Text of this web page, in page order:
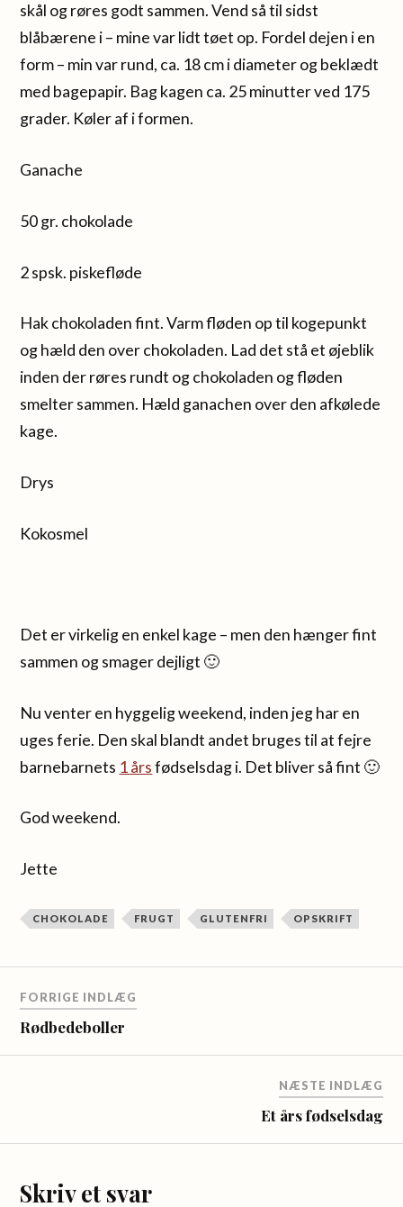
skål og røres godt sammen. Vend så til sidst
blåbærene i – mine var lidt tøet op. Fordel dejen i en
form – min var rund, ca. 18 cm i diameter og beklædt
med bagepapir. Bag kagen ca. 25 minutter ved 175
grader. Køler af i formen.
Ganache
50 gr. chokolade
2 spsk. piskefløde
Hak chokoladen fint. Varm fløden op til kogepunkt
og hæld den over chokoladen. Lad det stå et øjeblik
inden der røres rundt og chokoladen og fløden
smelter sammen. Hæld ganachen over den afkølede
kage.
Drys
Kokosmel
Det er virkelig en enkel kage – men den hænger fint
sammen og smager dejligt 🙂
Nu venter en hyggelig weekend, inden jeg har en
uges ferie. Den skal blandt andet bruges til at fejre
barnebarnets 1 årsfødselsdag i. Det bliver så fint 🙂
God weekend.
Jette
CHOKOLADE FRUGT GLUTENFRI OPSKRIFT
FORRIGE INDLÆG
Rødbedeboller
NÆSTE INDLÆG
Et års fødselsdag
Skriv et svar